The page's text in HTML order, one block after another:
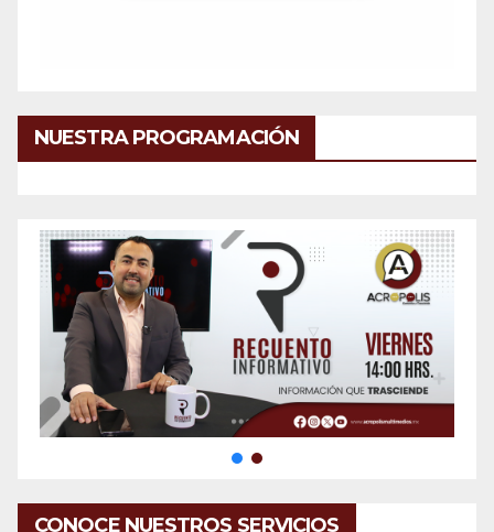
NUESTRA PROGRAMACIÓN
CONOCE NUESTROS SERVICIOS